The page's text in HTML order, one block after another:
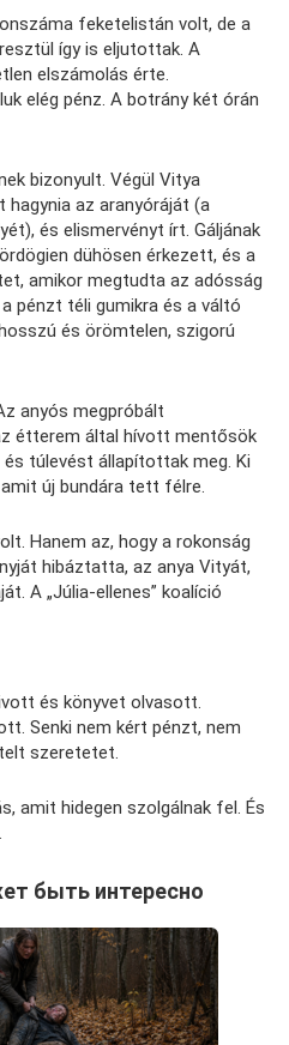
feketelistán volt, de a
így is eljutottak. A
elszámolás érte.
elég pénz. A botrány két órán
bizonyult. Végül Vitya
az aranyóráját (a
és elismervényt írt. Gáljának
dühösen érkezett, és a
amikor megtudta az adósság
pénzt téli gumikra és a váltó
és örömtelen, szigorú
anyós megpróbált
étterem által hívott mentősök
túlevést állapítottak meg. Ki
új bundára tett félre.
Hanem az, hogy a rokonság
hibáztatta, az anya Vityát,
A „Júlia-ellenes” koalíció
és könyvet olvasott.
Senki nem kért pénzt, nem
szeretetet.
amit hidegen szolgálnak fel. És
быть интересно